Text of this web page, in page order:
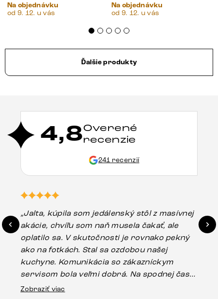
Na objednávku
od 9. 12. u vás
Na objednávku
od 9. 12. u vás
Ďalšie produkty
4,8Overené
recenzie
241 recenzií
„Jalta, kúpila som jedálenský stôl z masívnej
akácie, chvíľu som naň musela čakať, ale
oplatilo sa. V skutočnosti je rovnako pekný
ako na fotkách. Stal sa ozdobou našej
kuchyne. Komunikácia so zákazníckym
servisom bola veľmi dobrá. Na spodnej časti
stola bolo malé poškodenie, pravdepodobne
Zobraziť viac